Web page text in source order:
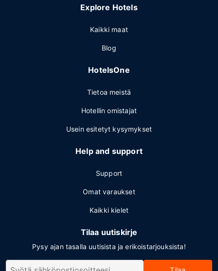
Explore Hotels
Kaikki maat
Blog
HotelsOne
Tietoa meistä
Hotellin omistajat
Usein esitetyt kysymykset
Help and support
Support
Omat varaukset
Kaikki kielet
Tilaa uutiskirje
Pysy ajan tasalla uutisista ja erikoistarjouksista!